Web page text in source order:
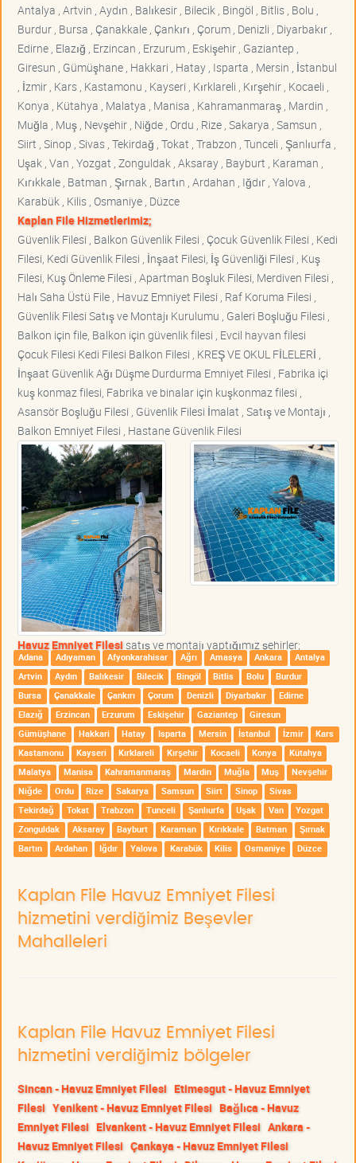
Antalya , Artvin , Aydın , Balıkesir , Bilecik , Bingöl , Bitlis , Bolu ,
Burdur , Bursa , Çanakkale , Çankırı , Çorum , Denizli , Diyarbakır ,
Edirne , Elazığ , Erzincan , Erzurum , Eskişehir , Gaziantep ,
Giresun , Gümüşhane , Hakkari , Hatay , Isparta , Mersin , İstanbul
, İzmir , Kars , Kastamonu , Kayseri , Kırklareli , Kırşehir , Kocaeli ,
Konya , Kütahya , Malatya , Manisa , Kahramanmaraş , Mardin ,
Muğla , Muş , Nevşehir , Niğde , Ordu , Rize , Sakarya , Samsun ,
Siirt , Sinop , Sivas , Tekirdağ , Tokat , Trabzon , Tunceli , Şanlıurfa ,
Uşak , Van , Yozgat , Zonguldak , Aksaray , Bayburt , Karaman ,
Kırıkkale , Batman , Şırnak , Bartın , Ardahan , Iğdır , Yalova ,
Karabük , Kilis , Osmaniye , Düzce
Kaplan File Hizmetlerimiz;
Güvenlik Filesi , Balkon Güvenlik Filesi , Çocuk Güvenlik Filesi , Kedi
Filesi, Kedi Güvenlik Filesi , İnşaat Filesi, İş Güvenliği Filesi , Kuş
Filesi, Kuş Önleme Filesi , Apartman Boşluk Filesi, Merdiven Filesi ,
Halı Saha Üstü File , Havuz Emniyet Filesi , Raf Koruma Filesi ,
Güvenlik Filesi Satış ve Montajı Kurulumu , Galeri Boşluğu Filesi ,
Balkon için file, Balkon için güvenlik filesi , Evcil hayvan filesi
Çocuk Filesi Kedi Filesi Balkon Filesi , KREŞ VE OKUL FİLELERİ ,
İnşaat Güvenlik Ağı Düşme Durdurma Emniyet Filesi , Fabrika içi
kuş konmaz filesi, Fabrika ve binalar için kuşkonmaz filesi ,
Asansör Boşluğu Filesi , Güvenlik Filesi İmalat , Satış ve Montajı ,
Balkon Emniyet Filesi , Hastane Güvenlik Filesi
Havuz Emniyet Filesisatış ve montajı yaptığımız şehirler;
Adana Adıyaman Afyonkarahisar Ağrı Amasya Ankara
Antalya
Artvin
Aydın Balıkesir Bilecik Bingöl Bitlis Bolu
Burdur
Bursa
Çanakkale Çankırı Çorum Denizli Diyarbakır
Edirne
Elazığ
Erzincan Erzurum Eskişehir Gaziantep
Giresun
Gümüşhane
Hakkari Hatay Isparta Mersin İstanbul İzmir
Kars
Kastamonu
Kayseri Kırklareli Kırşehir Kocaeli Konya
Kütahya
Malatya
Manisa Kahramanmaraş Mardin Muğla Muş
Nevşehir
Niğde
Ordu Rize Sakarya Samsun Siirt Sinop
Sivas
Tekirdağ
Tokat Trabzon Tunceli Şanlıurfa Uşak Van
Yozgat
Zonguldak
Aksaray Bayburt Karaman Kırıkkale Batman
Şırnak
Bartın
Ardahan Iğdır Yalova Karabük Kilis Osmaniye Düzce
Kaplan File Havuz Emniyet Filesi
hizmetini verdiğimiz Beşevler
Mahalleleri
Kaplan File Havuz Emniyet Filesi
hizmetini verdiğimiz bölgeler
Sincan - Havuz Emniyet Filesi Etimesgut - Havuz Emniyet
Filesi Yenikent - Havuz Emniyet Filesi Bağlıca - Havuz
Emniyet Filesi Elvankent - Havuz Emniyet Filesi Ankara -
Havuz Emniyet Filesi Çankaya - Havuz Emniyet Filesi